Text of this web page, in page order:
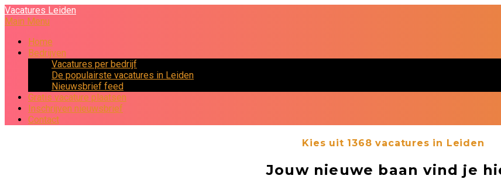
Vacatures Leiden
Main Menu
Home
Bedrijven
Vacatures per bedrijf
De populairste vacatures in Leiden
Nieuwsbrief feed
Gratis vacature plaatsen
Inschrijven nieuwsbrief
Contact
Kies uit 1368 vacatures in Leiden
Jouw nieuwe baan vind je